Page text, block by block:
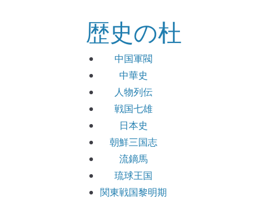
歴史の杜
中国軍閥
中華史
人物列伝
戦国七雄
日本史
朝鮮三国志
流鏑馬
琉球王国
関東戦国黎明期